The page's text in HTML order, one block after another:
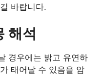
바랍니다.
해석
경우에는 밝고 유연하
태어날 수 있음을 암